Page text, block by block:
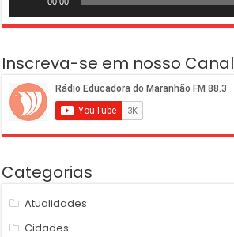
Inscreva-se em nosso Canal
Categorias
Atualidades
Cidades